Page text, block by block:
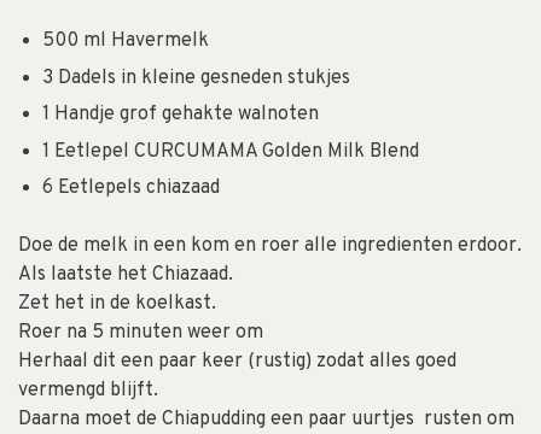
500 ml Havermelk
3 Dadels in kleine gesneden stukjes
1 Handje grof gehakte walnoten
1 Eetlepel CURCUMAMA Golden Milk Blend
6 Eetlepels chiazaad
Doe de melk in een kom en roer alle ingredienten erdoor.
Als laatste het Chiazaad.
Zet het in de koelkast.
Roer na 5 minuten weer om
Herhaal dit een paar keer (rustig) zodat alles goed
vermengd blijft.
Daarna moet de Chiapudding een paar uurtjes rusten om